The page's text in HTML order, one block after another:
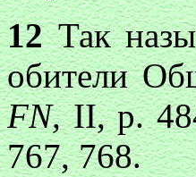
12Так
обители
FN,II, р.
767, 768.